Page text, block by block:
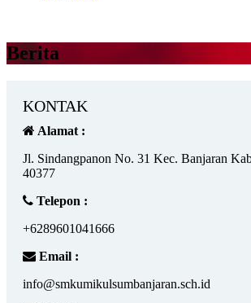
Berita
KONTAK
Alamat :
Jl. Sindangpanon No. 31 Kec. Banjaran
40377
Telepon :
+6289601041666
Email :
info@smkumikulsumbanjaran.sch.id